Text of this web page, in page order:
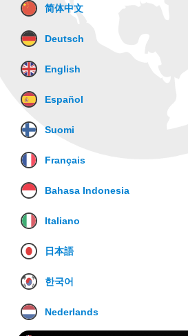
简体中文
Deutsch
English
Español
Suomi
Français
Bahasa Indonesia
Italiano
日本語
한국어
Nederlands